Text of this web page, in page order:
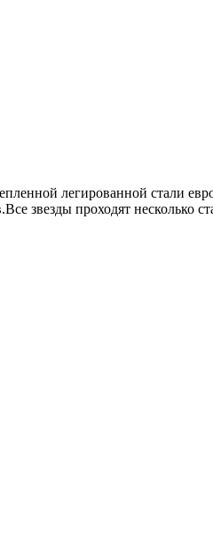
легированной стали
звезды проходят несколько